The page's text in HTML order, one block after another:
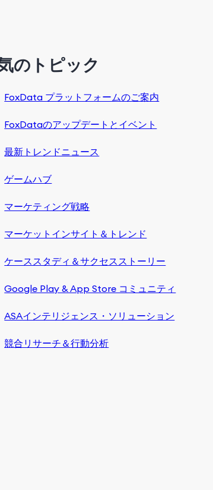
のトピック
FoxData プラットフォームのご案内
FoxDataのアップデートとイベント
最新トレンドニュース
ゲームハブ
マーケティング戦略
マーケットインサイト＆トレンド
ケーススタディ＆サクセスストーリー
Google Play & App Store コミュニティ
ASAインテリジェンス・ソリューション
競合リサーチ＆行動分析